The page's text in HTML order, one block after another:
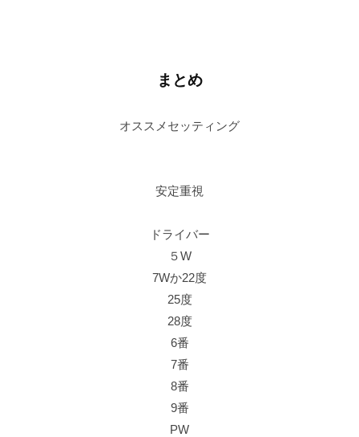
まとめ
オススメセッティング
安定重視
ドライバー
５W
7Wか22度
25度
28度
6番
7番
8番
9番
PW